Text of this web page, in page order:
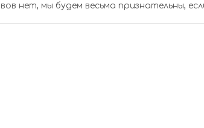
нет, мы будем весьма признательны,